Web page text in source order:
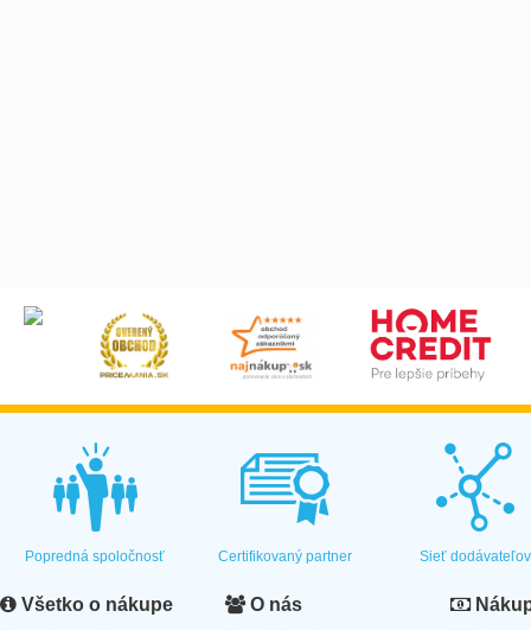
Popredná spoločnosť Certifikovaný partner Sieť dodávateľov
Všetko o nákupe O nás